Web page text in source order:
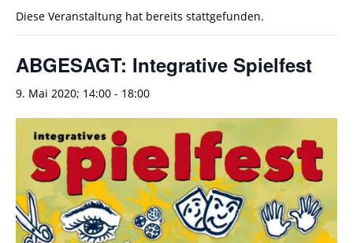
Diese Veranstaltung hat bereits stattgefunden.
ABGESAGT: Integrative Spielfest
9. Mai 2020; 14:00 - 18:00